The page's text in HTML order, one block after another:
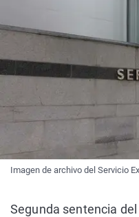
Imagen de archivo del Servicio
Segunda sentencia